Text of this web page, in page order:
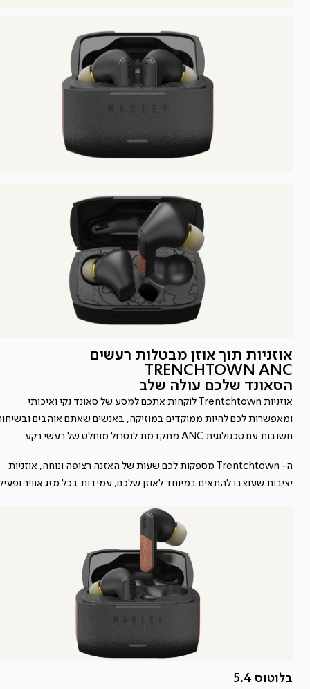
אוזניות תוך אוזן מבטלות רעשים
TRENCHTOWN ANC
הסאונד שלכם עולה שלב
אוזניות Trentchtown לוקחות אתכם למסע של סאונד נקי ואיכותי
ומאפשרות לכם להיות ממוקדים במוזיקה, באנשים שאתם אוהבים
חשובות עם טכנולוגית ANC מתקדמת לנטרול מוחלט של רעשי רקע.
ה- Trentchtown מספקות לכם שעות של האזנה רצופה ונוחה, אוזניות
יציבות שעוצבו להתאים במיוחד לאוזן שלכם, עמידות בכל מזג אוויר
בלוטוס 5.4